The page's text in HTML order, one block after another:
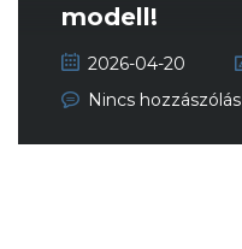
modell!
2026-04-20
Nincs hozzászólás